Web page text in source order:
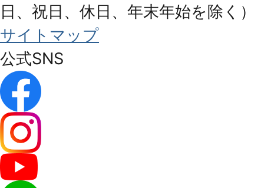
日、祝日、休日、年末年始を除く）
サイトマップ
公式SNS